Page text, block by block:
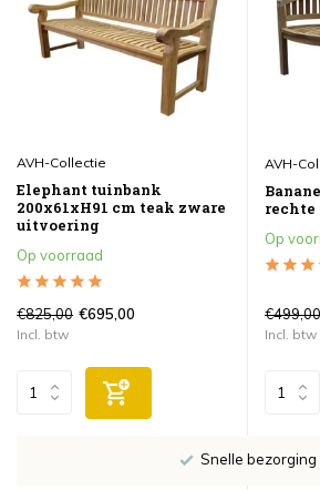
AVH-Collectie
Elephant tuinbank
200x61xH91 cm teak zware
uitvoering
Op voorraad
€825,00 €695,00
Incl. btw
AVH-
rechte
Op
€499,00
Incl. btw
Snelle bezorging